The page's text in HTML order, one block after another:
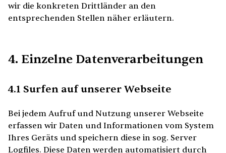
wir die konkreten Drittländer an den
entsprechenden Stellen näher erläutern.
4. Einzelne Datenverarbeitungen
4.1 Surfen auf unserer Webseite
Bei jedem Aufruf und Nutzung unserer Webseite
erfassen wir Daten und Informationen vom System
Ihres Geräts und speichern diese in sog. Server
Logfiles. Diese Daten werden automatisiert durch